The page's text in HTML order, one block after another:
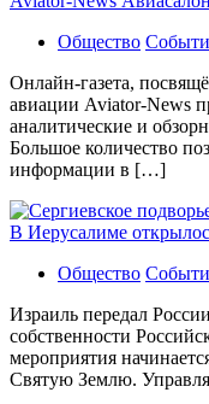
Общество
Онлайн-газета,
авиации Aviator-News
аналитические и
Большое количество
информации в […]
В Иерусалиме
Общество
Израиль передал
собственности
мероприятия
Святую Землю.